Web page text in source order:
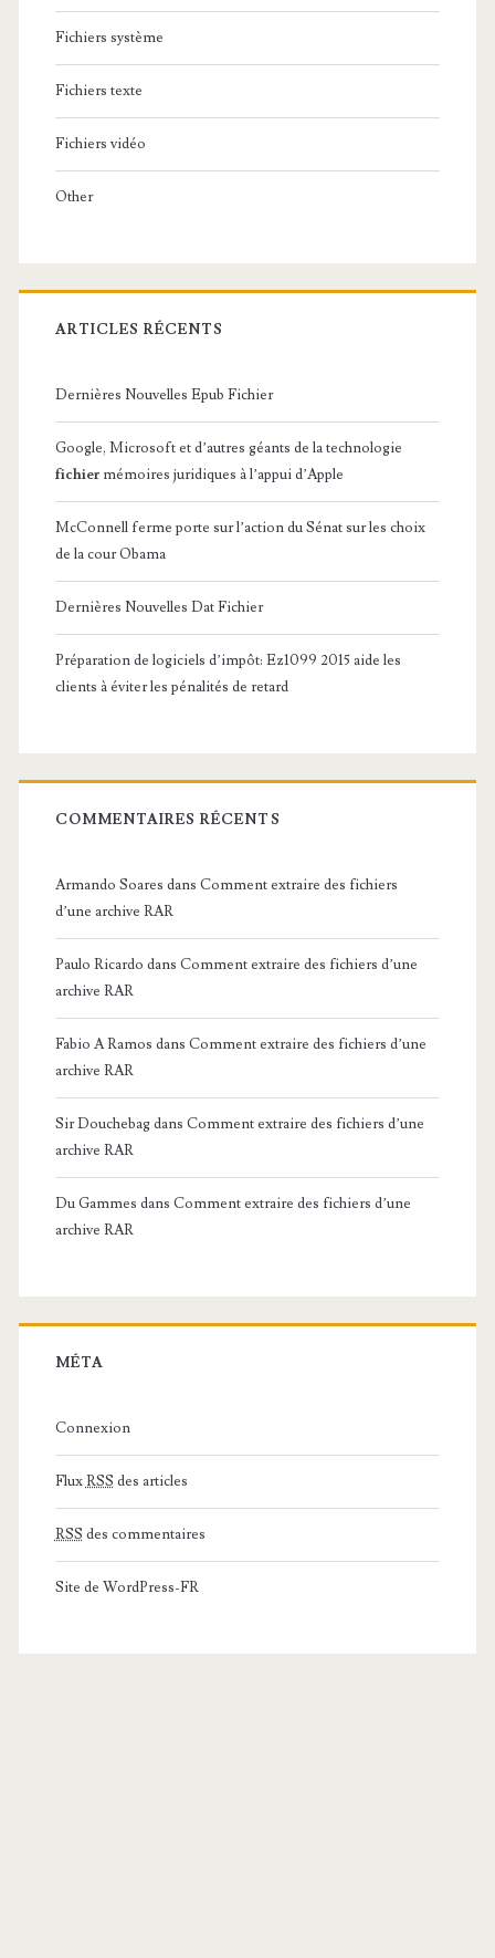
Fichiers système
Fichiers texte
Fichiers vidéo
Other
ARTICLES RÉCENTS
Dernières Nouvelles Epub Fichier
Google, Microsoft et d’autres géants de la technologie
fichier mémoires juridiques à l’appui d’Apple
McConnell ferme porte sur l’action du Sénat sur les choix
de la cour Obama
Dernières Nouvelles Dat Fichier
Préparation de logiciels d’impôt: Ez1099 2015 aide les
clients à éviter les pénalités de retard
COMMENTAIRES RÉCENTS
Armando Soares dans Comment extraire des fichiers
d’une archive RAR
Paulo Ricardo dans Comment extraire des fichiers d’une
archive RAR
Fabio A Ramos dans Comment extraire des fichiers d’une
archive RAR
Sir Douchebagdans Comment extraire des fichiers d’une
archive RAR
Du Gammes dans Comment extraire des fichiers d’une
archive RAR
MÉTA
Connexion
FluxRSS des articles
RSS des commentaires
Site de WordPress-FR